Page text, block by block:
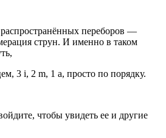
переборов —
струн. И именно в таком
3 i, 2 m, 1 a, просто по порядку.
чтобы увидеть ее и другие